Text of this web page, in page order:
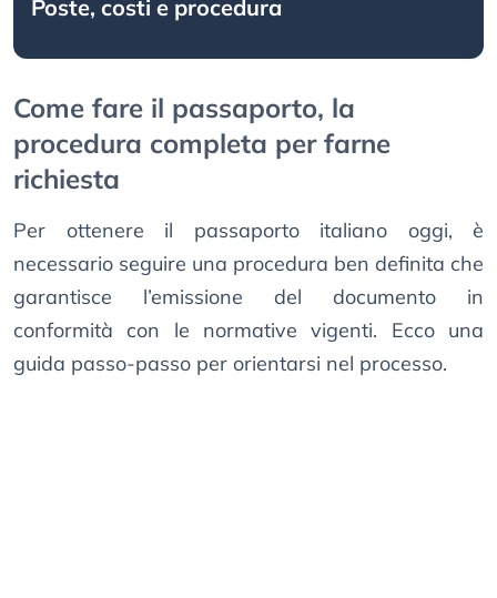
Poste, costi e procedura
Come fare il passaporto, la
procedura completa per farne
richiesta
Per ottenere il passaporto italiano oggi, è
necessario seguire una procedura ben definita che
garantisce l’emissione del documento in
conformità con le normative vigenti. Ecco una
guida passo-passo per orientarsi nel processo.